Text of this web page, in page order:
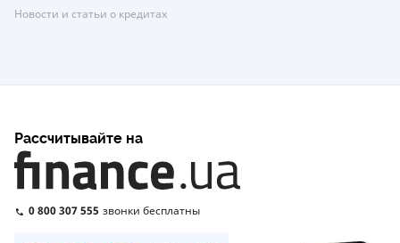
Новости и статьи о кредитах
Рассчитывайте на
0 800 307 555 звонки бесплатны